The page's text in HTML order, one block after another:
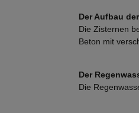
Der Aufbau
Die Zisternen
Beton mit
Der
Die